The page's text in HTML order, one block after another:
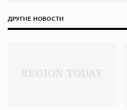
ДРУГИЕ НОВОСТИ